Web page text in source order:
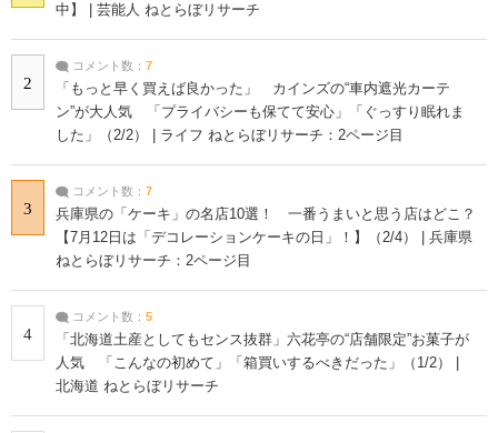
中】 | 芸能人 ねとらぼリサーチ
2
コメント数： 7
「もっと早く買えば良かった」 カインズの“車内遮光カーテ
ン”が大人気 「プライバシーも保てて安心」「ぐっすり眠れま
した」（2/2） | ライフ ねとらぼリサーチ：2ページ目
3
コメント数： 7
兵庫県の「ケーキ」の名店10選！ 一番うまいと思う店はどこ？
【7月12日は「デコレーションケーキの日」！】（2/4） | 兵庫県
ねとらぼリサーチ：2ページ目
4
コメント数： 5
「北海道土産としてもセンス抜群」六花亭の“店舗限定”お菓子が
人気 「こんなの初めて」「箱買いするべきだった」（1/2） |
北海道 ねとらぼリサーチ